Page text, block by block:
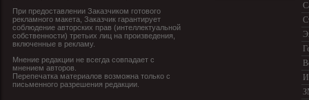
При предоставлении Заказчиком готового
рекламного макета, Заказчик гарантирует
соблюдение авторских прав (интеллектуальной
собственности) третьих лиц на произведения,
включенные в рекламу.
Мнение редакции не всегда совпадает с
мнением авторов.
Перепечатка материалов возможна только с
письменного разрешения редакции.